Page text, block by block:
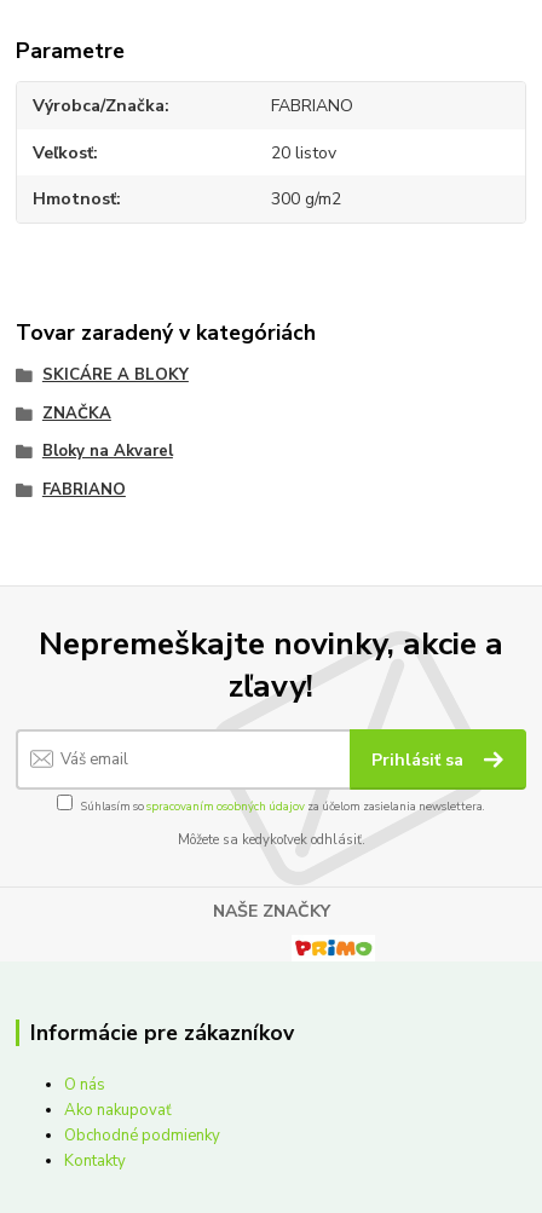
Parametre
Výrobca/Značka FABRIANO
Veľkosť 20 listov
Hmotnosť 300 g/m2
Tovar zaradený v kategóriách
SKICÁRE A BLOKY
ZNAČKA
Bloky na Akvarel
FABRIANO
Nepremeškajte novinky, akcie a
zľavy!
Prihlásiť sa
Súhlasím sospracovaním osobných údajov za účelom zasielania newslettera.
Môžete sa kedykoľvek odhlásiť.
NAŠE ZNAČKY
Informácie pre zákazníkov
O nás
Ako nakupovať
Obchodné podmienky
Kontakty